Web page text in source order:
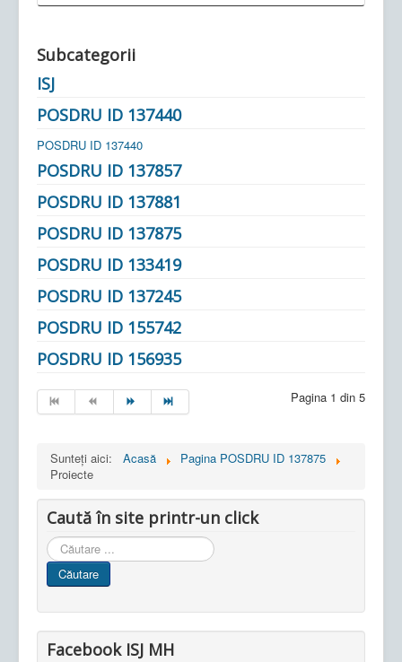
Subcategorii
ISJ
POSDRU ID 137440
POSDRU ID 137440
POSDRU ID 137857
POSDRU ID 137881
POSDRU ID 137875
POSDRU ID 133419
POSDRU ID 137245
POSDRU ID 155742
POSDRU ID 156935
Pagina 1 din 5
Sunteți aici: Acasă
Pagina POSDRU ID 137875
Proiecte
Caută în site printr-un click
Cauta
in
site
Căutare
Facebook ISJ MH